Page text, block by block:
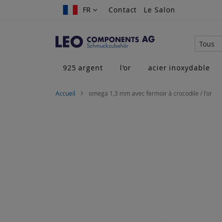
FR
FR Contact Le Salon
Tous
925 argent
l'or acier inoxydable
Accueil omega 1,3 mm avec fermoir à crocodile / l'or